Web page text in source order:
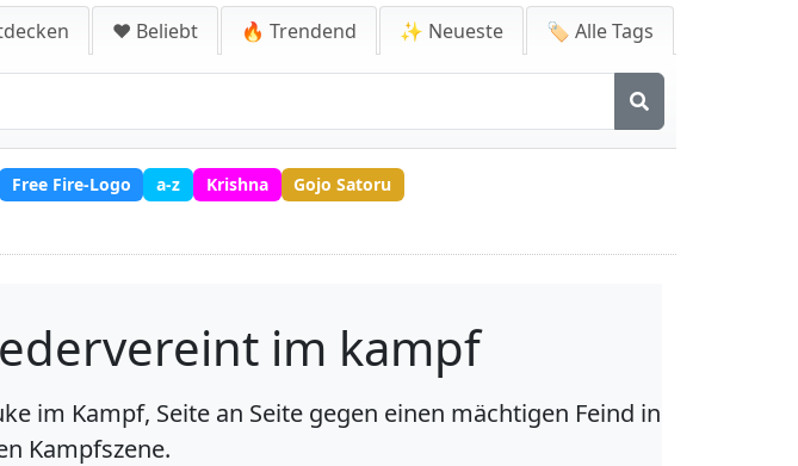
❤️ Beliebt 🔥 Trendend ✨ Neueste 🏷️ Alle Tags
Free Fire-Logo a-z Krishna Gojo Satoru
im kampf
im Kampf, Seite an Seite gegen einen mächtigen Feind in
Kampfszene.